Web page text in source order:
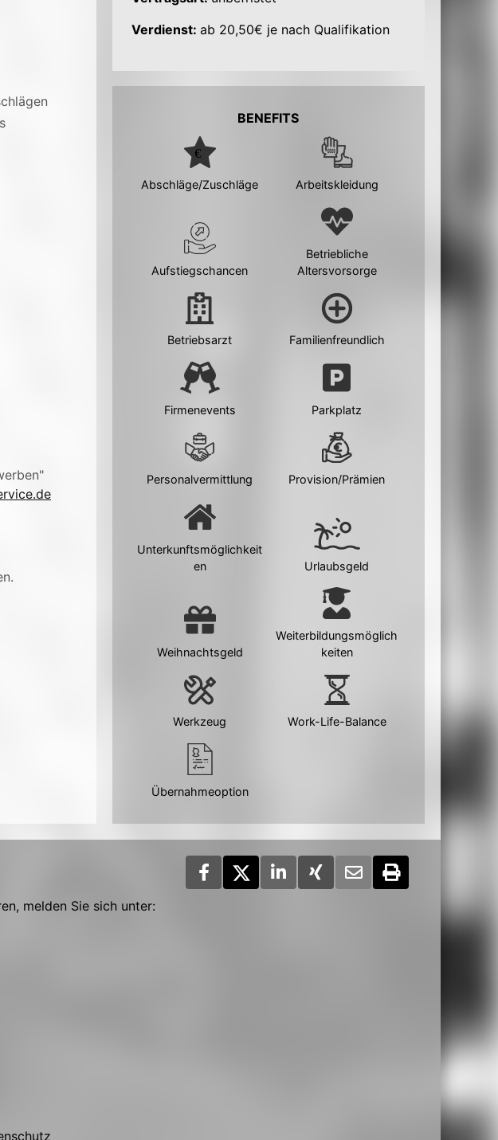
Verdienst: ab 20,50€ je nach Qualifikation
BENEFITS
Abschläge/Zuschläge Arbeitskleidung
Aufstiegschancen
Betriebliche
Altersvorsorge
Betriebsarzt Familienfreundlich
Firmenevents Parkplatz
Personalvermittlung Provision/Prämien
Unterkunftsmöglichkeit
en
Urlaubsgeld
Weihnachtsgeld
Weiterbildungsmöglich
keiten
Werkzeug Work-Life-Balance
Übernahmeoption
melden Sie sich unter: